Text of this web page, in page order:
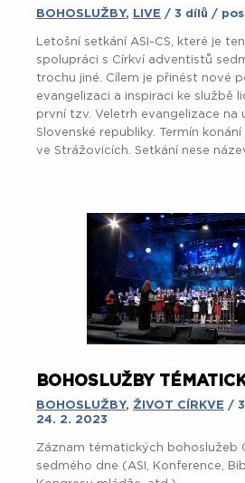
BOHOSLUŽBY, LIVE / 3 dílů /
Letošní setkání ASI-CS, které je
spolupráci s Církví adventistů
trochu jiné. Cílem je přinést nové
evangelizaci a inspiraci ke službě
první tzv. Veletrh evangelizace na
Slovenské republiky. Termín konání
ve Strážovicích. Setkání nese
BOHOSLUŽBY
BOHOSLUŽBY, ŽIVOT CÍRKVE /
24. 2. 2023
Záznam tématických bohoslužeb
sedmého dne (ASI, Konference,